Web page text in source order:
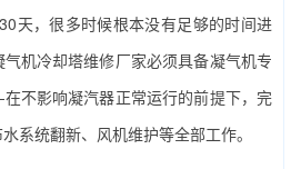
天，很多时候根本没有足够的时间进
机冷却塔维修厂家‌必须具备凝气机专
不影响凝汽器正常运行的前提下，完
系统翻新、风机维护等全部工作。